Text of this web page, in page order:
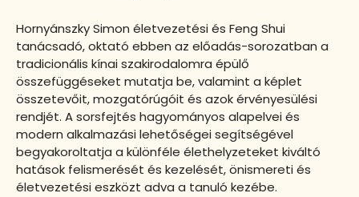
Hornyánszky Simon életvezetési és Feng Shui
tanácsadó, oktató ebben az előadás-sorozatban a
tradicionális kínai szakirodalomra épülő
összefüggéseket mutatja be, valamint a képlet
összetevőit, mozgatórúgóit és azok érvényesülési
rendjét. A sorsfejtés hagyományos alapelvei és
modern alkalmazási lehetőségei segítségével
begyakoroltatja a különféle élethelyzeteket kiváltó
hatások felismerését és kezelését, önismereti és
életvezetési eszközt adva a tanuló kezébe.